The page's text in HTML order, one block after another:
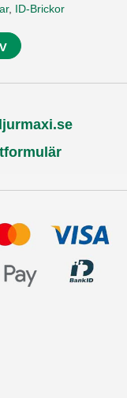
, ID-Brickor